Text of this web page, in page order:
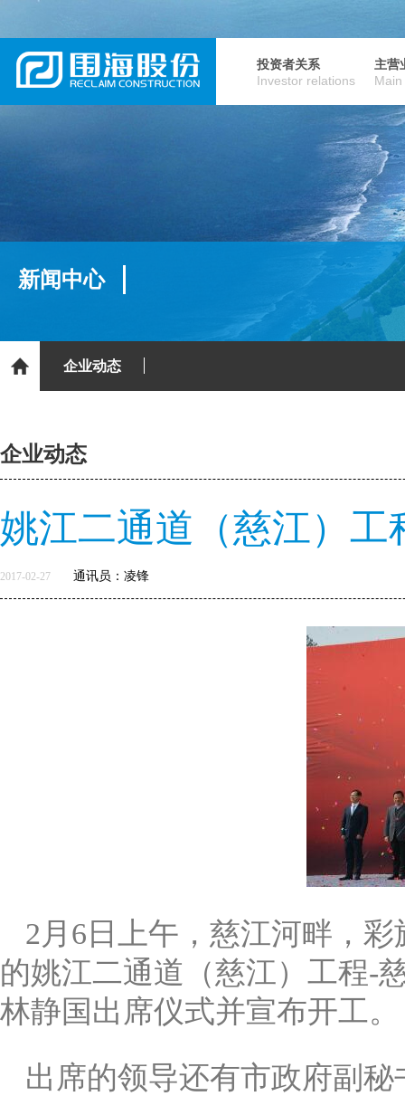
投资者关系
Investor relations
主营
新闻中心
企业动态
企业动态
姚江二通道（慈江）
2017-02-27 通讯员：凌锋
2月6日上午，慈江河畔，
的姚江二通道（慈江）工程-
林静国出席仪式并宣布开工。
出席的领导还有市政府副